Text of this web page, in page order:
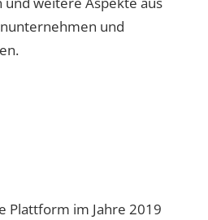
und
Plattform im Jahre 2019